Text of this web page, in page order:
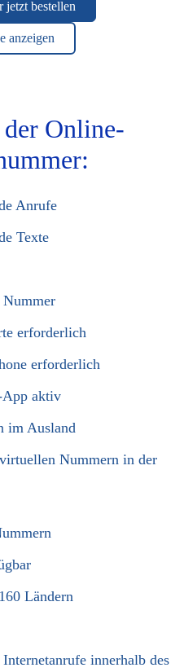
jetzt bestellen
anzeigen
Online-
Anrufe
Texte
Nummer
erforderlich
erforderlich
App aktiv
im Ausland
Nummern in der
Ländern
innerhalb des